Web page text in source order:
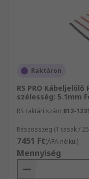
Raktáron
RS PRO
szélesség: 5.1mm
RS raktári szám 812-1231
Részösszeg (1 tasak /
7451 Ft(ÁFA nélkül)
Mennyiség